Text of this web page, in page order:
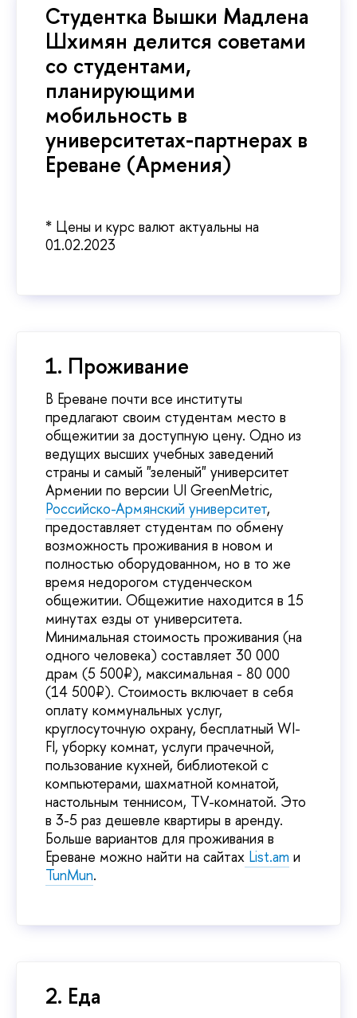
Студентка Вышки Мадлена
Шхимян делится советами
со студентами,
планирующими
мобильность в
университетах-партнерах в
Ереване (Армения)
* Цены и курс валют актуальны на
01.02.2023
1. Проживание
В Ереване почти все институты
предлагают своим студентам место в
общежитии за доступную цену. Одно из
ведущих высших учебных заведений
страны и самый "зеленый" университет
Армении по версии UI GreenMetric,
Российско-Армянский университет,
предоставляет студентам по обмену
возможность проживания в новом и
полностью оборудованном, но в то же
время недорогом студенческом
общежитии. Общежитие находится в 15
минутах езды от университета.
Минимальная стоимость проживания (на
одного человека) составляет 30 000
драм (5 500₽), максимальная - 80 000
(14 500₽). Стоимость включает в себя
оплату коммунальных услуг,
круглосуточную охрану, бесплатный WI-
FI, уборку комнат, услуги прачечной,
пользование кухней, библиотекой с
компьютерами, шахматной комнатой,
настольным теннисом, TV-комнатой. Это
в 3-5 раз дешевле квартиры в аренду.
Больше вариантов для проживания в
Ереване можно найти на сайтах List.am и
TunMun.
2. Еда